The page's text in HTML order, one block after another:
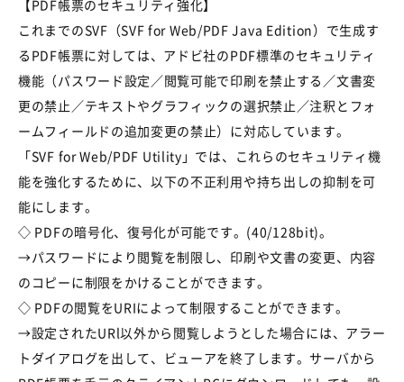
【PDF帳票のセキュリティ強化】
これまでのSVF（SVF for Web/PDF Java Edition）で生成す
るPDF帳票に対しては、アドビ社のPDF標準のセキュリティ
機能（パスワード設定／閲覧可能で印刷を禁止する／文書変
更の禁止／テキストやグラフィックの選択禁止／注釈とフォ
ームフィールドの追加変更の禁止）に対応しています。
「SVF for Web/PDF Utility」では、これらのセキュリティ機
能を強化するために、以下の不正利用や持ち出しの抑制を可
能にします。
◇ PDFの暗号化、復号化が可能です。(40/128bit)。
→パスワードにより閲覧を制限し、印刷や文書の変更、内容
のコピーに制限をかけることができます。
◇ PDFの閲覧をURIによって制限することができます。
→設定されたURl以外から閲覧しようとした場合には、アラー
トダイアログを出して、ビューアを終了します。サーバから